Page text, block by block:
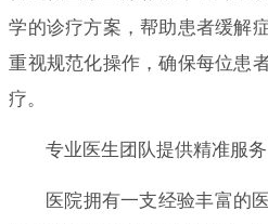
学的诊疗方案，帮助患者缓解
重视规范化操作，确保每位患
疗。
专业医生团队提供精准服务
医院拥有一支经验丰富的